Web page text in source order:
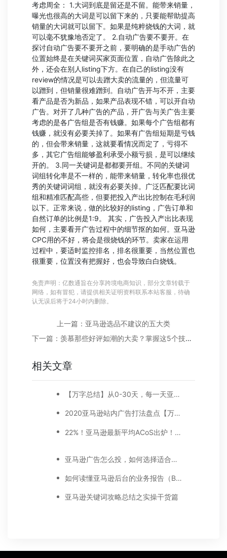
考虑周全： 1.大词到底是留还是不留。能带来销量，
曝光也很高的大词是可以留下来的，只要能帮助提高
销量的大词就可以留下。如果是纯粹烧钱的大词，就
可以毫不犹豫地否定了。 2.自动广告要不要开。在
探讨自动广告要不要开之前，要明确的是手动广告的
位置始终是在关键词买家页面位置，自动广告除此之
外，还会在别人listing下方。在自己的listing没有
review的情况是可以去蹭大卖的流量的，但流量可
以蹭到，但销量很难蹭到。自动广告开与不开，主要
看产品是否为新品，如果产品表现不错，可以开自动
广告。对开了几种广告的产品，开广告与关广告主要
考虑的是各广告组是否有钱赚。如果每个广告组都有
钱赚，就没有必要关掉了。如果有广告组短期是亏钱
的，但会带来销量，这就要看情况而定了，亏得不
多，其它广告组能够盈利承受小额亏损，是可以继续
开的。 3.同一关键词是都都要开组。不同的关键词
词组转化率是不一样的，能带来销量，转化率也很优
秀的关键词词组，就没有必要关掉。广泛匹配要比词
组和精准匹配高些，但要把投入产出比控制在毛利润
以下。正常来说，做的比较好的listing，广告订单和
自然订单的比例是1:9。 其实，广告投入产出比表现
如何，主要看开广告过程中的细节抠的如何。亚马逊
CPC用的不好，将会是很烧钱的环节。卖家在运用
过程中，要适时监控排名，排名很重要，当然位置也
很重要，位置没有把握好，也会导致白白烧钱。
免责声明：亿数通旨在分享跨境电商知识，部分文章转载于
网络，如有冒犯，请提供相关证明资料联系本站客服，待确
认无误后将于24小时内删除。
上一篇：亚马逊选品不建议的五大类
下一篇：羡慕那些好评如潮的大卖？掌握这5个技巧你也可以好评不断！
相关文章
【万字总结】从0-30天，每一天亚马逊广告打造技巧真实案例细节分享
2020亚马逊站内广告打法盘点【万字好文】
22%！亚马逊最新平均ACoS出炉！这三步做好，ACoS优化差不了！
亚马逊广告怎么投，如何选择适合你的广告模式？
如何读懂亚马逊后台的业务报告（Business report)
亚马逊关键词攻略总结之实操干货篇